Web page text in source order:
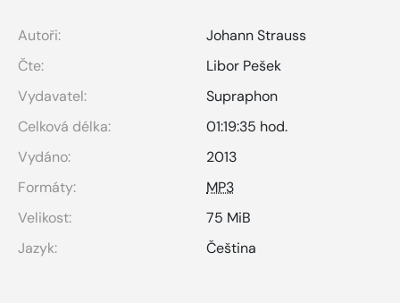
Autoři:
Johann Strauss
Čte:
Libor Pešek
Vydavatel:
Supraphon
Celková délka:
01:19:35 hod.
Vydáno:
2013
Formáty:
MP3
Velikost:
75 MiB
Jazyk:
Čeština